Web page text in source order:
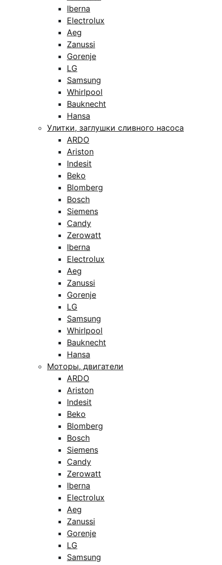
Iberna
Electrolux
Aeg
Zanussi
Gorenje
LG
Samsung
Whirlpool
Bauknecht
Hansa
Улитки, заглушки сливного насоса
ARDO
Ariston
Indesit
Beko
Blomberg
Bosch
Siemens
Candy
Zerowatt
Iberna
Electrolux
Aeg
Zanussi
Gorenje
LG
Samsung
Whirlpool
Bauknecht
Hansa
Моторы, двигатели
ARDO
Ariston
Indesit
Beko
Blomberg
Bosch
Siemens
Candy
Zerowatt
Iberna
Electrolux
Aeg
Zanussi
Gorenje
LG
Samsung